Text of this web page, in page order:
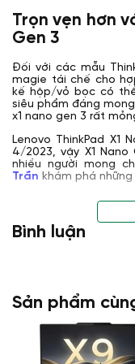
Trọn vẹn hơn
Gen 3
Đối với các mẫu
magie tái chế cho
kế hộp/vỏ bọc có
siêu phẩm đáng
x1 nano gen 3 rất
Lenovo ThinkPad
4/2023, vậy X1
nhiều người mong
Trần khám phá
Bình luận
Sản phẩm